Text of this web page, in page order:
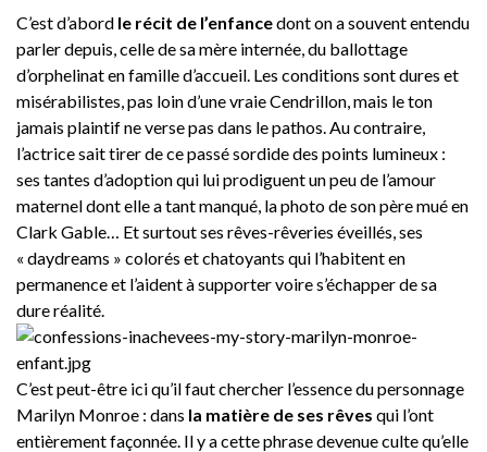
C’est d’abord le récit de l’enfancedont on a souvent entendu
parler depuis, celle de sa mère internée, du ballottage
d’orphelinat en famille d’accueil. Les conditions sont dures et
misérabilistes, pas loin d’une vraie Cendrillon, mais le ton
jamais plaintif ne verse pas dans le pathos. Au contraire,
l’actrice sait tirer de ce passé sordide des points lumineux :
ses tantes d’adoption qui lui prodiguent un peu de l’amour
maternel dont elle a tant manqué, la photo de son père mué en
Clark Gable… Et surtout ses rêves-rêveries éveillés, ses
« daydreams » colorés et chatoyants qui l’habitent en
permanence et l’aident à supporter voire s’échapper de sa
dure réalité.
C’est peut-être ici qu’il faut chercher l’essence du personnage
Marilyn Monroe : dans la matière de ses rêves qui l’ont
entièrement façonnée. Il y a cette phrase devenue culte qu’elle